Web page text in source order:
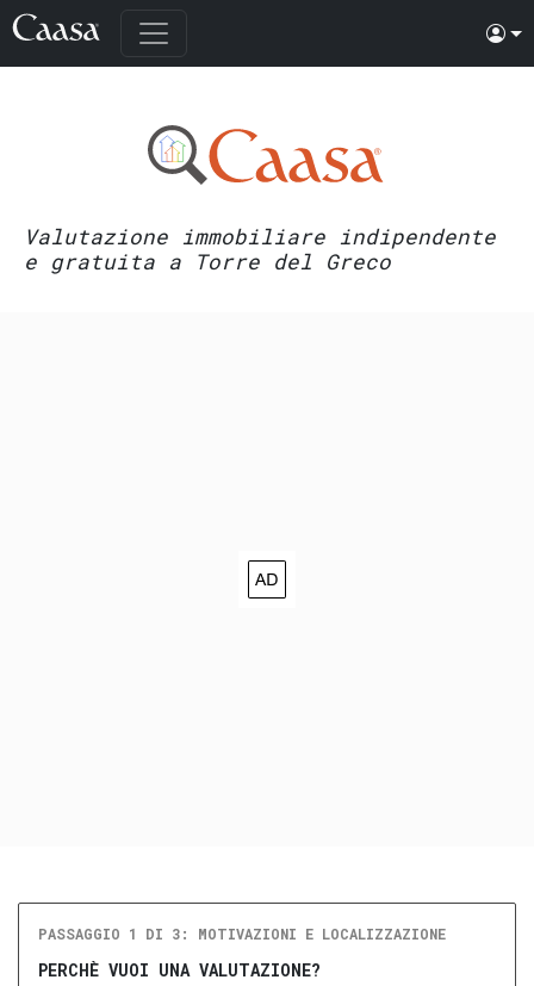
Valutazione immobiliare indipendente
e gratuita a Torre del Greco
PASSAGGIO 1 DI 3: MOTIVAZIONI E LOCALIZZAZIONE
PERCHÈ VUOI UNA VALUTAZIONE?